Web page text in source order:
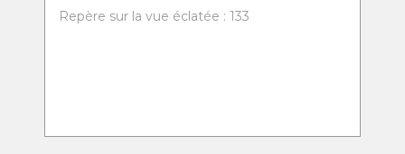
Repère sur la vue éclatée : 133